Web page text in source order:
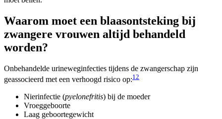
Waarom moet een blaasontsteking bij
zwangere vrouwen altijd behandeld
worden?
Onbehandelde urineweginfecties tijdens de zwangerschap zijn
geassocieerd met een verhoogd risico op:12
Nierinfectie (pyelonefritis) bij de moeder
Vroeggeboorte
Laag geboortegewicht